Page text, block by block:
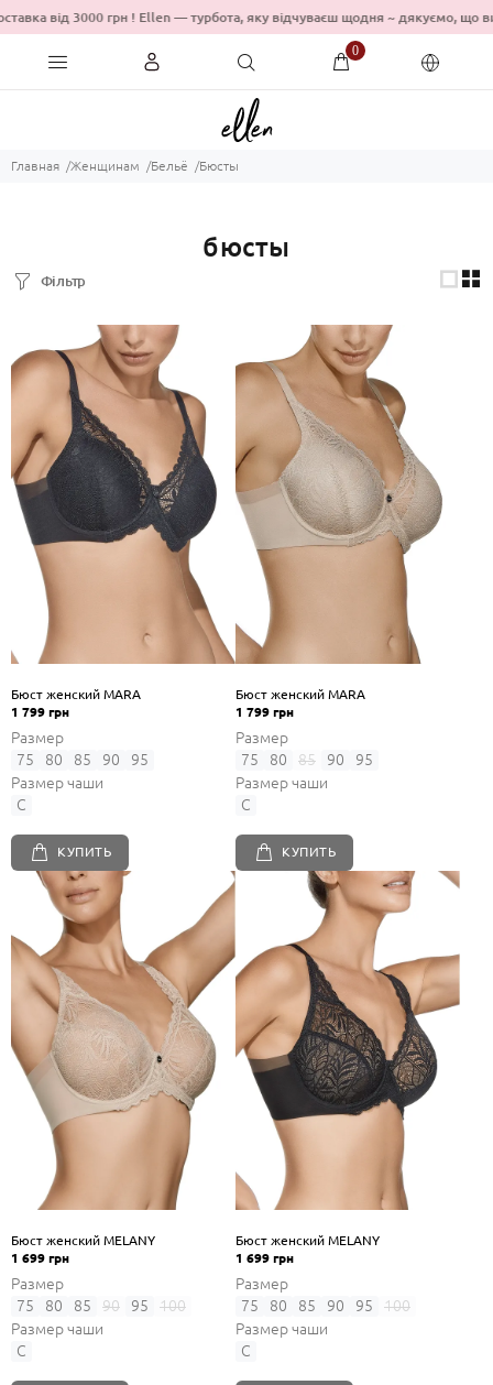
від 3000 грн ! Ellen — турбота, яку відчуваєш щодня ~ дякуємо,
0
Главная Женщинам Бельё Бюсты
бюсты
Фільтр
Бюст женский MARA
1 799 грн
Размер
75
80 85 90
95
Размер чаши
C
КУПИТЬ
Бюст женский MARA
1 799 грн
Размер
75
80 85 90
95
Размер чаши
C
КУПИТЬ
Бюст женский MELANY
1 699 грн
Размер
75
80 85 90 95
100
Размер чаши
C
Бюст женский MELANY
1 699 грн
Размер
75
80 85 90 95
100
Размер чаши
C